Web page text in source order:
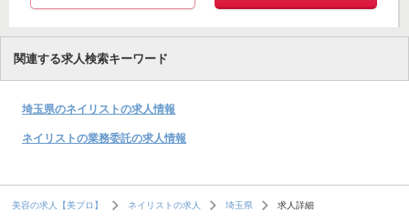
関連する求人検索キーワード
埼玉県のネイリストの求人情報
ネイリストの業務委託の求人情報
美容の求人【美プロ】 ネイリストの求人 埼玉県 求人詳細